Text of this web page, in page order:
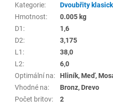
Kategorie:
Dvoubřity
Hmotnost:
0.005 kg
D1 :
1,6
D2:
3,175
L1 :
38,0
L2:
6,0
Optimální na:
Hliník, Meď,
Vhodné na:
Bronz, Drevo
Počet britov:
2